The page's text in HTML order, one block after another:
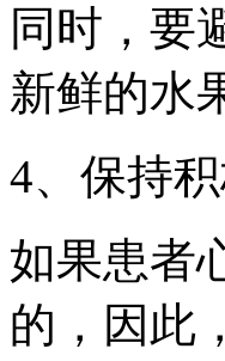
同时，要
新鲜的水
4、保持
如果患者
的，因此